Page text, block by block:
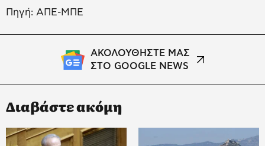
Πηγή: ΑΠΕ-ΜΠΕ
ΑΚΟΛΟΥΘΗΣΤΕ ΜΑΣ
ΣΤΟ GOOGLE NEWS
Διαβάστε ακόμη